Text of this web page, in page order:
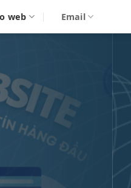
web Email